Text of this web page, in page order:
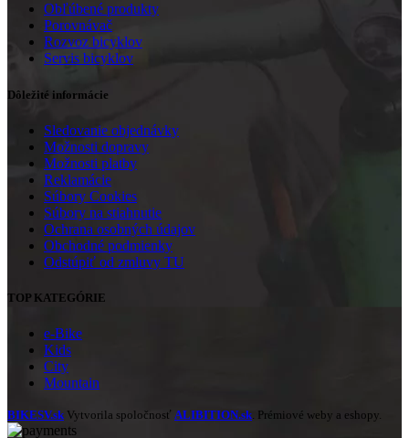
Obľúbené produkty
Porovnávač
Rozvoz bicyklov
Servis bicyklov
Dôležité informácie
Sledovanie objednávky
Možnosti dopravy
Možnosti platby
Reklamácie
Súbory Cookies
Súbory na stiahnutie
Ochrana osobných údajov
Obchodné podmienky
Odstúpiť od zmluvy TU
TOP KATEGÓRIE
e-Bike
Kids
City
Mountain
BIKESV.sk Vytvorila spoločnosť ALIBITION.sk. Prémiové weby a eshopy.